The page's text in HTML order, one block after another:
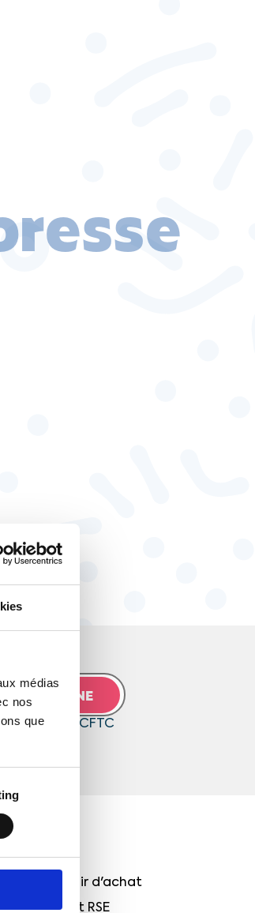
médias
nos
que
JE M’ABONNE
de la CFTC
et pouvoir d'achat
et RSE